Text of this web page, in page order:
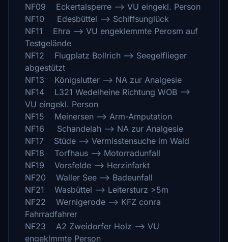
NF09 Eckertalsperre --> VU eingekl. Person
NF10 Edesbüttel --> Schiffsunglück
NF11 Ehra --> VU engeklemmte Perosm auf
Testgelände
NF12 Flugplatz Bollrich --> Seegelflieger
abgestützt
NF13 Königslutter --> NA zur Analgesie
NF14 L321 Wedelheine Richtung WOB -->
VU eingekl. Person
NF15 Meinersen --> Arm-Amputation
NF16 Schandelah --> NA zur Analgesie
NF17 Stüde --> Vermisstensuche im Wald
NF18 Torfhaus --> Motorradunfall
NF19 Vorsfelde --> Herzinfarkt
NF20 Waller See --> Badeunfall
NF21 Wasbüttel --> Leitersturz >5m
NF22 Wernigerode --> KFZ conra
Fahrradfahrer
NF23 A2 Zweidorfer Holz --> VU
engeklmmte Person